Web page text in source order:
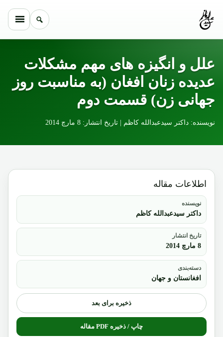
علل و انگیزه های مهم مشکلات
عدیده زنان افغان (به مناسبت روز
جهانی زن) قسمت دوم
نویسنده: داکتر سیدعبدالله کاظم | تاریخ انتشار: 8 مارچ 2014
اطلاعات مقاله
نویسنده
داکتر سیدعبدالله کاظم
تاریخ انتشار
8 مارچ 2014
دسته‌بندی
افغانستان و جهان
ذخیره برای بعد
چاپ / ذخیره PDF مقاله